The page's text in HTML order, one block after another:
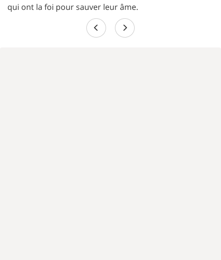
qui ont la foi pour sauver leur âme.